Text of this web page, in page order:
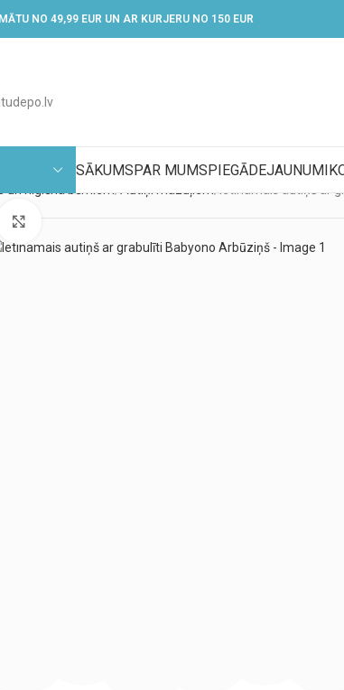
NO 49,99 EUR UN AR KURJERU NO 150 EUR
SĀKUMSPAR MUMSPIEGĀDEJAUNUMI
Noklikšķiniet, lai palielinātu